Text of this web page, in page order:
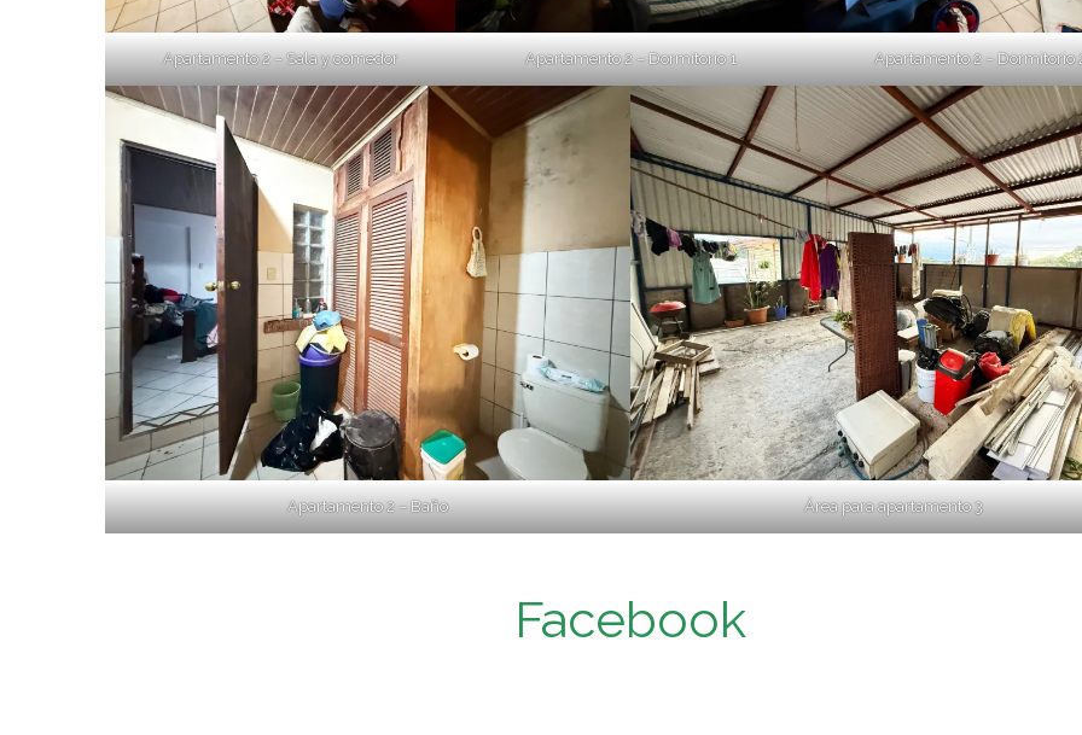
Apartamento 2 – Sala y comedor Apartamento 2 – Dormitorio 1 Apartamento 2 – Dormitorio
Apartamento 2 – Baño Área para apartamento 3
Facebook